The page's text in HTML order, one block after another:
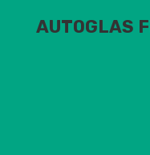
AUTOGLAS